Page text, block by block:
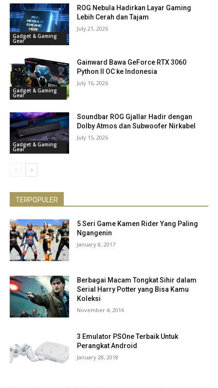
Gadget & Gaming
Gear
ROG Nebula Hadirkan Layar Gaming
Lebih Cerah dan Tajam
July 21, 2026
Gadget & Gaming
Gear
Gainward Bawa GeForce RTX 3060
Python II OC ke Indonesia
July 16, 2026
Gadget & Gaming
Gear
Soundbar ROG Gjallar Hadir dengan
Dolby Atmos dan Subwoofer Nirkabel
July 15, 2026
TERPOPULER
5 Seri Game Kamen Rider Yang Paling
Ngangenin
January 8, 2017
Berbagai Macam Tongkat Sihir dalam
Serial Harry Potter yang Bisa Kamu
Koleksi
November 4, 2016
3 Emulator PSOne Terbaik Untuk
Perangkat Android
January 28, 2018